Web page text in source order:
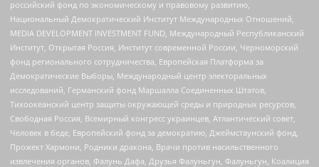
российский фонд по экономическому и правовому развитию,
Национальный Демократический Институт Международных Отношений,
MEDIA DEVELOPMENT INVESTMENT FUND, Международный Республиканский
Институт, Открытая Россия, Институт современной России, Черноморский
фонд регионального сотрудничества, Европейская Платформа за
Демократические Выборы, Международный центр электоральных
исследований, Германский фонд Маршалла Соединенных Штатов,
Тихоокеанский центр защиты окружающей среды и природных ресурсов,
Свободная Россия, Всемирный конгресс украинцев, Атлантический совет,
Человек в беде, Европейский фонд за демократию, Джеймстаунский фонд,
Прожект Хармони, Родники дракона, Врачи против насильственного
извлечения органов, Фалунь Дафа, Друзья Фалуньгун, Фалуньгун, Коалиция